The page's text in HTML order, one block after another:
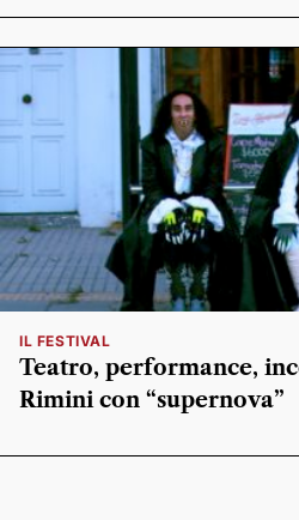
IL FESTIVAL
Teatro, performance,
Rimini con “supernova”